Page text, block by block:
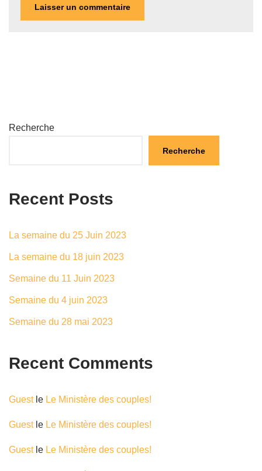
Recherche
Recherche
Recent Posts
La semaine du 25 Juin 2023
La semaine du 18 juin 2023
Semaine du 11 Juin 2023
Semaine du 4 juin 2023
Semaine du 28 mai 2023
Recent Comments
Guestle Le Ministère des couples!
Guestle Le Ministère des couples!
Guestle Le Ministère des couples!